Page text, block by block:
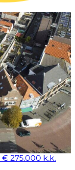
€ 275.000 k.k.